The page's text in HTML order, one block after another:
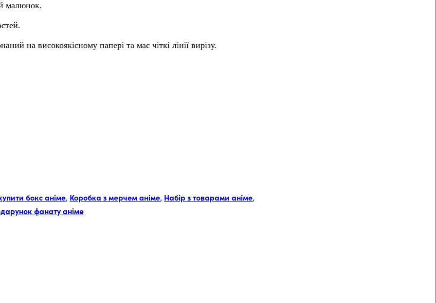
малюнок.
на високоякісному папері та має чіткі лінії вирізу.
бокс аніме, Коробка з мерчем аніме, Набір з товарами аніме,
фанату аніме